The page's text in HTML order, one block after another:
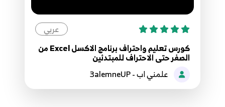
عربي
كورس تعليم واحتراف برنامج الاكسل Excel من
الصفر حتى الاحتراف للمبتدئين
علمني اب - 3alemneUP